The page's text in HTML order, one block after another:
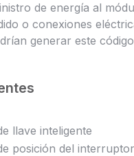
de energía al
o conexiones
generar este
llave inteligente
posición del